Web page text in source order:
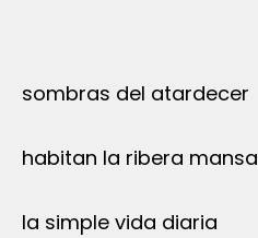
sombras del atardecer
habitan la ribera mansa
la simple vida diaria